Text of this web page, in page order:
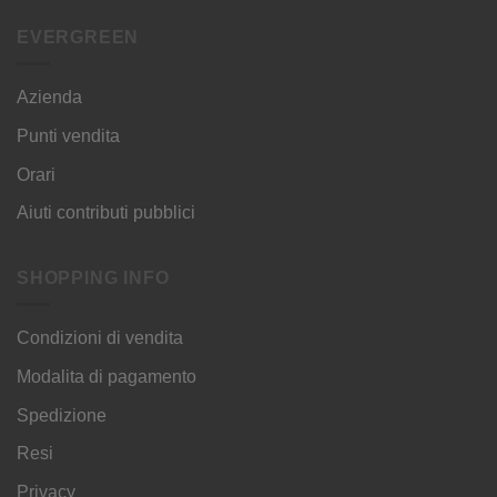
EVERGREEN
Azienda
Punti vendita
Orari
Aiuti contributi pubblici
SHOPPING INFO
Condizioni di vendita
Modalita di pagamento
Spedizione
Resi
Privacy